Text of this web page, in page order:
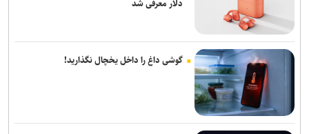
دلار معرفی شد
گوشی داغ را داخل یخچال نگذارید!